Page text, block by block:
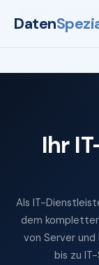
Daten
Ihr
Als IT-
dem
von Server und
bis zu